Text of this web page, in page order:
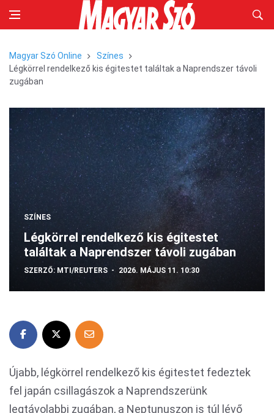
Magyar Szó Online
Színes
Légkörrel rendelkező kis égitestet találtak a Naprendszer távoli
zugában
SZÍNES
Légkörrel rendelkező kis égitestet
találtak a Naprendszer távoli zugában
SZERZŐ: MTI/REUTERS 2026. MÁJUS 11. 10:30
Újabb, légkörrel rendelkező kis égitestet fedeztek
fel japán csillagászok a Naprendszerünk
legtávolabbi zugában, a Neptunuszon is túl lévő